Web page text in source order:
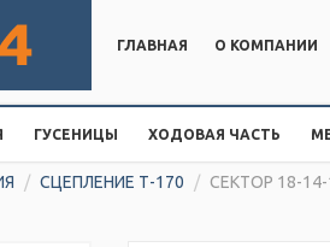
ГЛАВНАЯ
О КОМПАНИИ
ГУСЕНИЦЫ ХОДОВАЯ ЧАСТЬ
/ СЦЕПЛЕНИЕ Т-170 / СЕКТОР 18-